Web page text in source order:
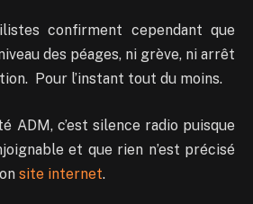
confirment cependant que
des péages, ni grève, ni arrêt
Pour l’instant tout du moins.
ADM, c’est silence radio puisque
et que rien n’est précisé
site internet.